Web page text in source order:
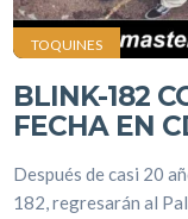
TOQUINES
BLINK-182
FECHA EN
Después de casi 20
182, regresarán al